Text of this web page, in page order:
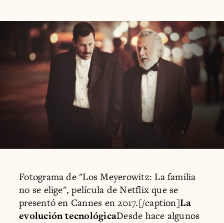
Fotograma de "Los Meyerowitz: La familia
no se elige", película de Netflix que se
presentó en Cannes en 2017.[/caption]La
evolución tecnológicaDesde hace algunos